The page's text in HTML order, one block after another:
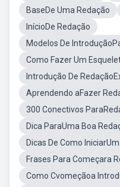
BaseDe Uma Redação
InícioDe Redação
Modelos De
Como Fazer Um
Introdução De
Aprendendo aFazer
300 Conectivos
Dica ParaUma Boa
Dicas De Como
Frases Para Começara
Como Cvomeçãoa